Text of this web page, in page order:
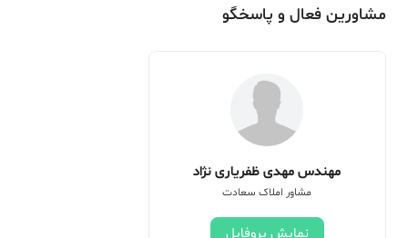
مشاورین فعال و پاسخگو
مهندس مهدی ظفریاری نژاد
مشاور املاک سعادت
نمایش پروفایل